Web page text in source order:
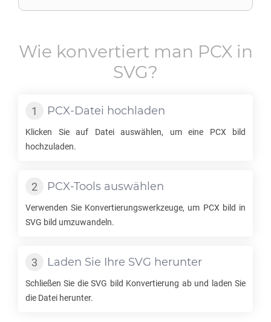
Wie konvertiert man PCXin
SVG?
PCX-Datei hochladen
Klicken Sie auf Datei auswählen, um eine PCX bild
hochzuladen.
PCX-Tools auswählen
Verwenden Sie Konvertierungswerkzeuge, um PCX bild in
SVG bild umzuwandeln.
Laden Sie Ihre SVG herunter
Schließen Sie dieSVG bild Konvertierung ab und laden Sie
die Datei herunter.